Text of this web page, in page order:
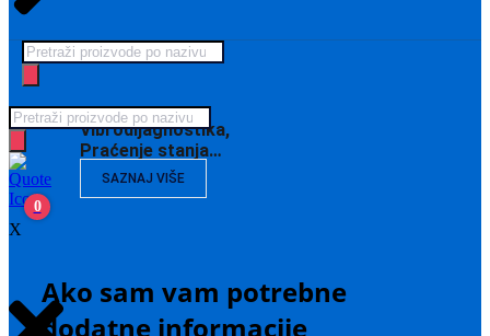
Vibrodijagnostika,
Praćenje stanja…
SAZNAJ VIŠE
Ako sam vam potrebne
dodatne informacije
Products
search
Products
search
0
X